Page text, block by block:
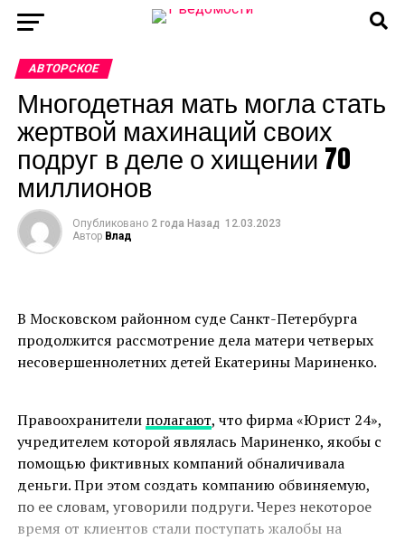
АВТОРСКОЕ
Многодетная мать могла стать
жертвой махинаций своих
подруг в деле о хищении 70
миллионов
Опубликовано 2 года Назад 12.03.2023
Автор Влад
В Московском районном суде Санкт-Петербурга
продолжится рассмотрение дела матери четверых
несовершеннолетних детей Екатерины Мариненко.
Правоохранители полагают, что фирма «Юрист 24»,
учредителем которой являлась Мариненко, якобы с
помощью фиктивных компаний обналичивала
деньги. При этом создать компанию обвиняемую,
по ее словам, уговорили подруги. Через некоторое
время от клиентов стали поступать жалобы на